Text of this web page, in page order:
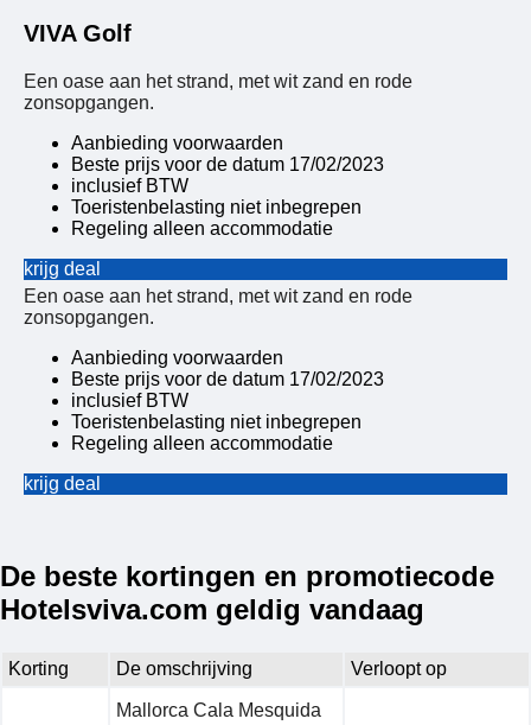
VIVA Golf
Een oase aan het strand, met wit zand en rode
zonsopgangen.
Aanbieding voorwaarden
Beste prijs voor de datum 17/02/2023
inclusief BTW
Toeristenbelasting niet inbegrepen
Regeling alleen accommodatie
krijg deal
Een oase aan het strand, met wit zand en rode
zonsopgangen.
Aanbieding voorwaarden
Beste prijs voor de datum 17/02/2023
inclusief BTW
Toeristenbelasting niet inbegrepen
Regeling alleen accommodatie
krijg deal
De beste kortingen en promotiecode
Hotelsviva.com geldig vandaag
Korting De omschrijving Verloopt op
Mallorca Cala Mesquida